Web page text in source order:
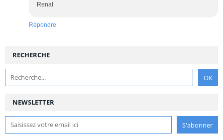
Renal
Répondre
NEWSLETTER
RECHERCHE